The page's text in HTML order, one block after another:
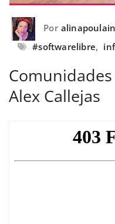
Por alinapoulain
#softwarelibre,
Alex Callejas